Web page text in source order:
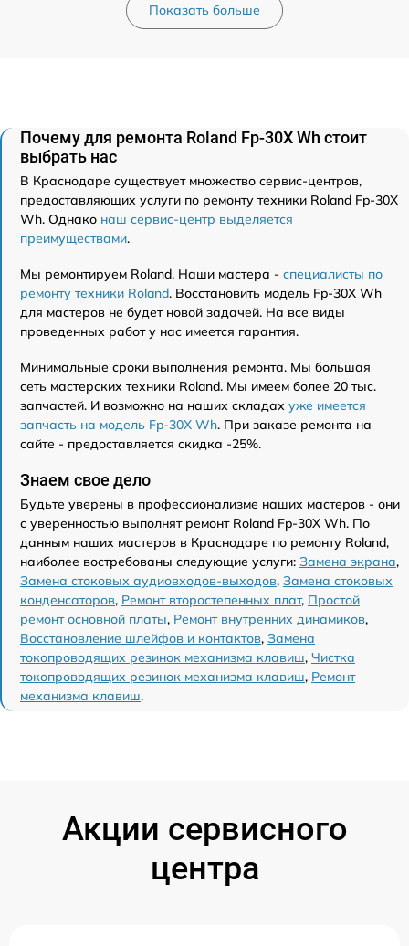
Показать больше
Почему для ремонта Roland Fp-30X Wh стоит
выбрать нас
В Краснодаре существует множество сервис-центров,
предоставляющих услуги по ремонту техники Roland Fp-30X
Wh. Однако наш сервис-центр выделяется
преимуществами.
Мы ремонтируем Roland. Наши мастера - специалисты по
ремонту техники Roland. Восстановить модель Fp-30X Wh
для мастеров не будет новой задачей. На все виды
проведенных работ у нас имеется гарантия.
Минимальные сроки выполнения ремонта. Мы большая
сеть мастерских техники Roland. Мы имеем более 20 тыс.
запчастей. И возможно на наших складах уже имеется
запчасть на модель Fp-30X Wh. При заказе ремонта на
сайте - предоставляется скидка -25%.
Знаем свое дело
Будьте уверены в профессионализме наших мастеров - они
с уверенностью выполнят ремонт Roland Fp-30X Wh. По
данным наших мастеров в Краснодаре по ремонту Roland,
наиболее востребованы следующие услуги: Замена экрана,
Замена стоковых аудиовходов-выходов, Замена стоковых
конденсаторов, Ремонт второстепенных плат, Простой
ремонт основной платы, Ремонт внутренних динамиков,
Восстановление шлейфов и контактов, Замена
токопроводящих резинок механизма клавиш, Чистка
токопроводящих резинок механизма клавиш, Ремонт
механизма клавиш.
Акции сервисного
центра